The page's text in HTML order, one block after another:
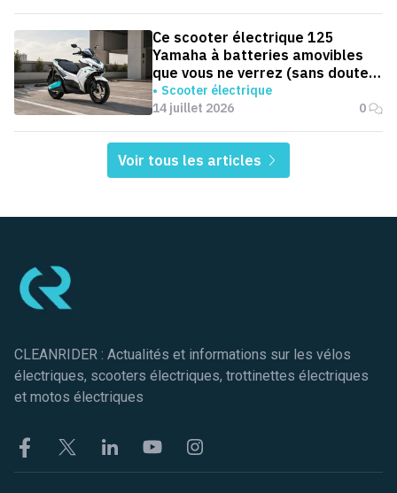
Ce scooter électrique 125
Yamaha à batteries amovibles
que vous ne verrez (sans doute)
jamais en Europe
Scooter électrique
14 juillet 2026
0
Voir tous les articles
CLEANRIDER : Actualités et informations sur les vélos
électriques, scooters électriques, trottinettes électriques
et motos électriques
FacebookTwitter LinkekinYoutubeInstagram